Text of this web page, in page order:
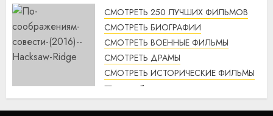
1:49 07.08.2026
СМОТРЕТЬ 250 ЛУЧШИХ ФИЛЬМОВ
СМОТРЕТЬ БИОГРАФИИ
СМОТРЕТЬ ВОЕННЫЕ ФИЛЬМЫ
СМОТРЕТЬ ДРАМЫ
СМОТРЕТЬ ИСТОРИЧЕСКИЕ ФИЛЬМЫ
По соображениям совести
(2016) / Hacksaw Ridge